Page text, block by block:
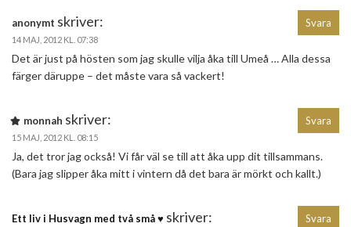
anonymt skriver:
14 MAJ, 2012 KL. 07:38
Det är just på hösten som jag skulle vilja åka till Umeå … Alla dessa
färger däruppe – det måste vara så vackert!
Svara
monnah skriver:
15 MAJ, 2012 KL. 08:15
Ja, det tror jag också! Vi får väl se till att åka upp dit tillsammans.
(Bara jag slipper åka mitt i vintern då det bara är mörkt och kallt.)
Svara
Ett liv i Husvagn med två små ♥ skriver: Svara